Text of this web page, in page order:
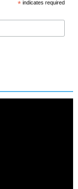
* indicates required